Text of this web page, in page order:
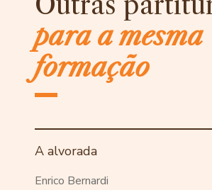
para a mesma
formação
A alvorada
Enrico Bernardi